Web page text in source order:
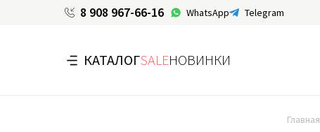
8 908 967-66-16 WhatsApp Telegram
КАТАЛОГSALEНОВИНКИ
Главная